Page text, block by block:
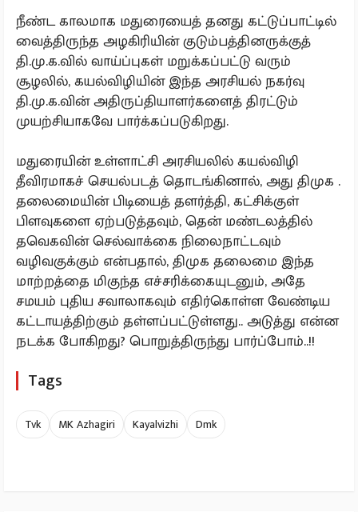
நீண்ட காலமாக மதுரையைத் தனது கட்டுப்பாட்டில்
வைத்திருந்த அழகிரியின் குடும்பத்தினருக்குத்
தி.மு.க.வில் வாய்ப்புகள் மறுக்கப்பட்டு வரும்
சூழலில், கயல்விழியின் இந்த அரசியல் நகர்வு
தி.மு.க.வின் அதிருப்தியாளர்களைத் திரட்டும்
முயற்சியாகவே பார்க்கப்படுகிறது.
மதுரையின் உள்ளாட்சி அரசியலில் கயல்விழி
தீவிரமாகச் செயல்படத் தொடங்கினால், அது திமுக .
தலைமையின் பிடியைத் தளர்த்தி, கட்சிக்குள்
பிளவுகளை ஏற்படுத்தவும், தென் மண்டலத்தில்
தவெகவின் செல்வாக்கை நிலைநாட்டவும்
வழிவகுக்கும் என்பதால், திமுக தலைமை இந்த
மாற்றத்தை மிகுந்த எச்சரிக்கையுடனும், அதே
சமயம் புதிய சவாலாகவும் எதிர்கொள்ள வேண்டிய
கட்டாயத்திற்கும் தள்ளப்பட்டுள்ளது.. அடுத்து என்ன
நடக்க போகிறது? பொறுத்திருந்து பார்ப்போம்..!!
Tags
Tvk MK Azhagiri Kayalvizhi Dmk